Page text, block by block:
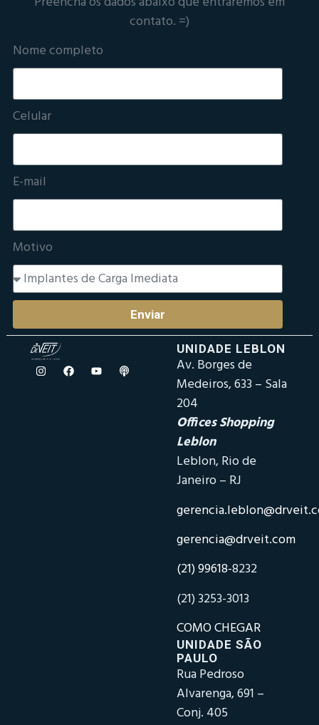
contato. =)
Nome completo
Celular
E-mail
Motivo
Enviar
UNIDADE LEBLON
Av. Borges de
Medeiros, 633 – Sala
204
Offices Shopping
Leblon
Leblon, Rio de
Janeiro – RJ
gerencia@drveit.com
(21) 99618-8232
(21) 3253-3013
COMO CHEGAR
UNIDADE SÃO
PAULO
Rua Pedroso
Alvarenga, 691 –
Conj. 405